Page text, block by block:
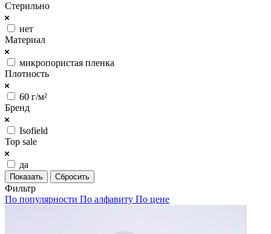
Стерильно
нет
Материал
микропористая пленка
Плотность
60 г/м²
Бренд
Isofield
Top sale
да
Сбросить
Фильтр
По популярности По алфавиту По цене